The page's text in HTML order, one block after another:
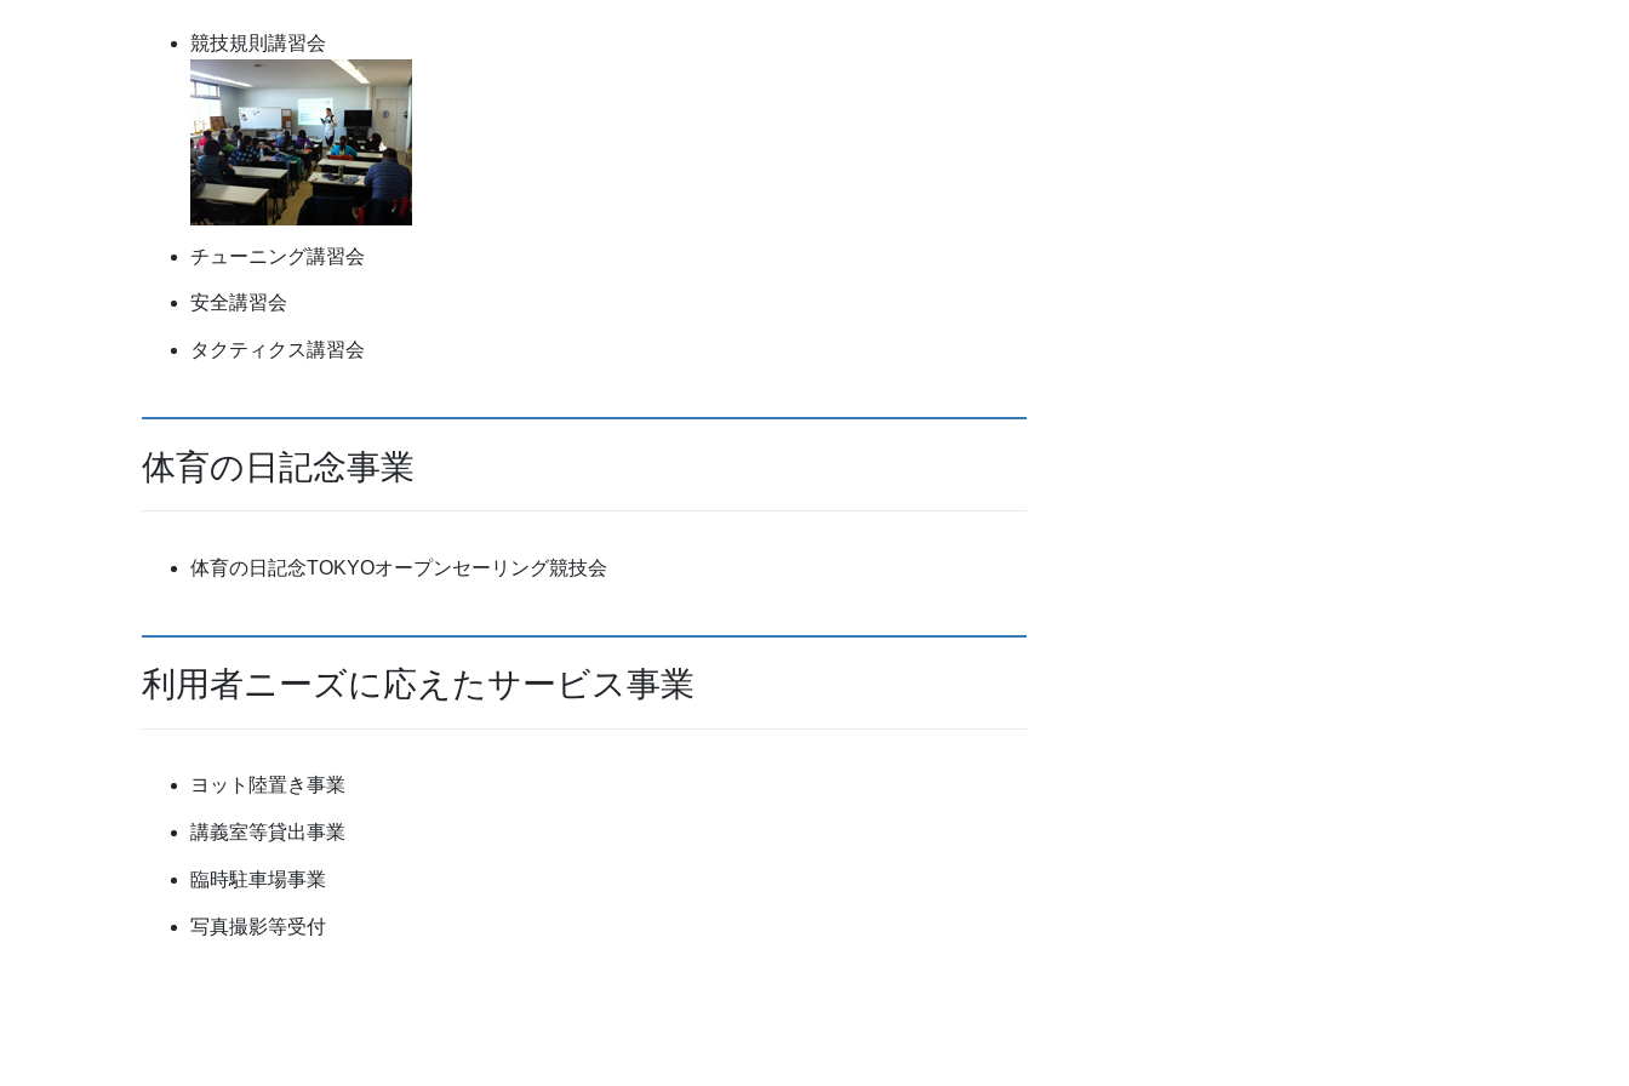
競技規則講習会
チューニング講習会
安全講習会
タクティクス講習会
体育の日記念事業
体育の日記念TOKYOオープンセーリング競技会
利用者ニーズに応えたサービス事業
ヨット陸置き事業
講義室等貸出事業
臨時駐車場事業
写真撮影等受付